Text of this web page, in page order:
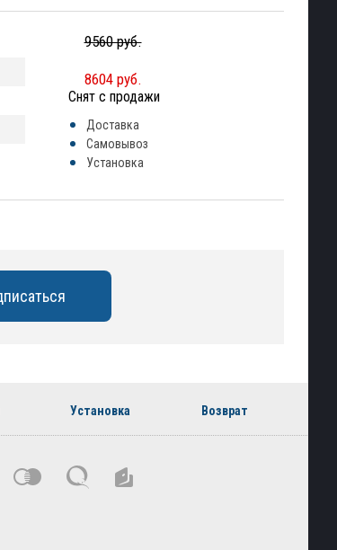
9560 руб.
8604 руб.
Снят с продажи
Доставка
Самовывоз
Установка
Установка Возврат